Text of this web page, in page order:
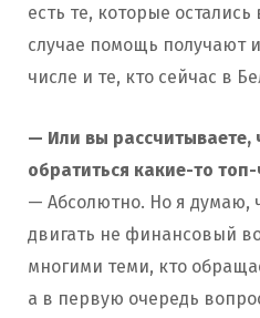
есть те, которые
случае помощь получают
числе и те, кто сейчас в
— Или вы рассчитываете,
обратиться какие-то
— Абсолютно. Но я думаю,
двигать не финансовый
многими теми, кто
а в первую очередь